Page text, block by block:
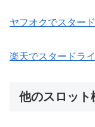
ヤフオクでスター
楽天でスタードラ
他のスロット